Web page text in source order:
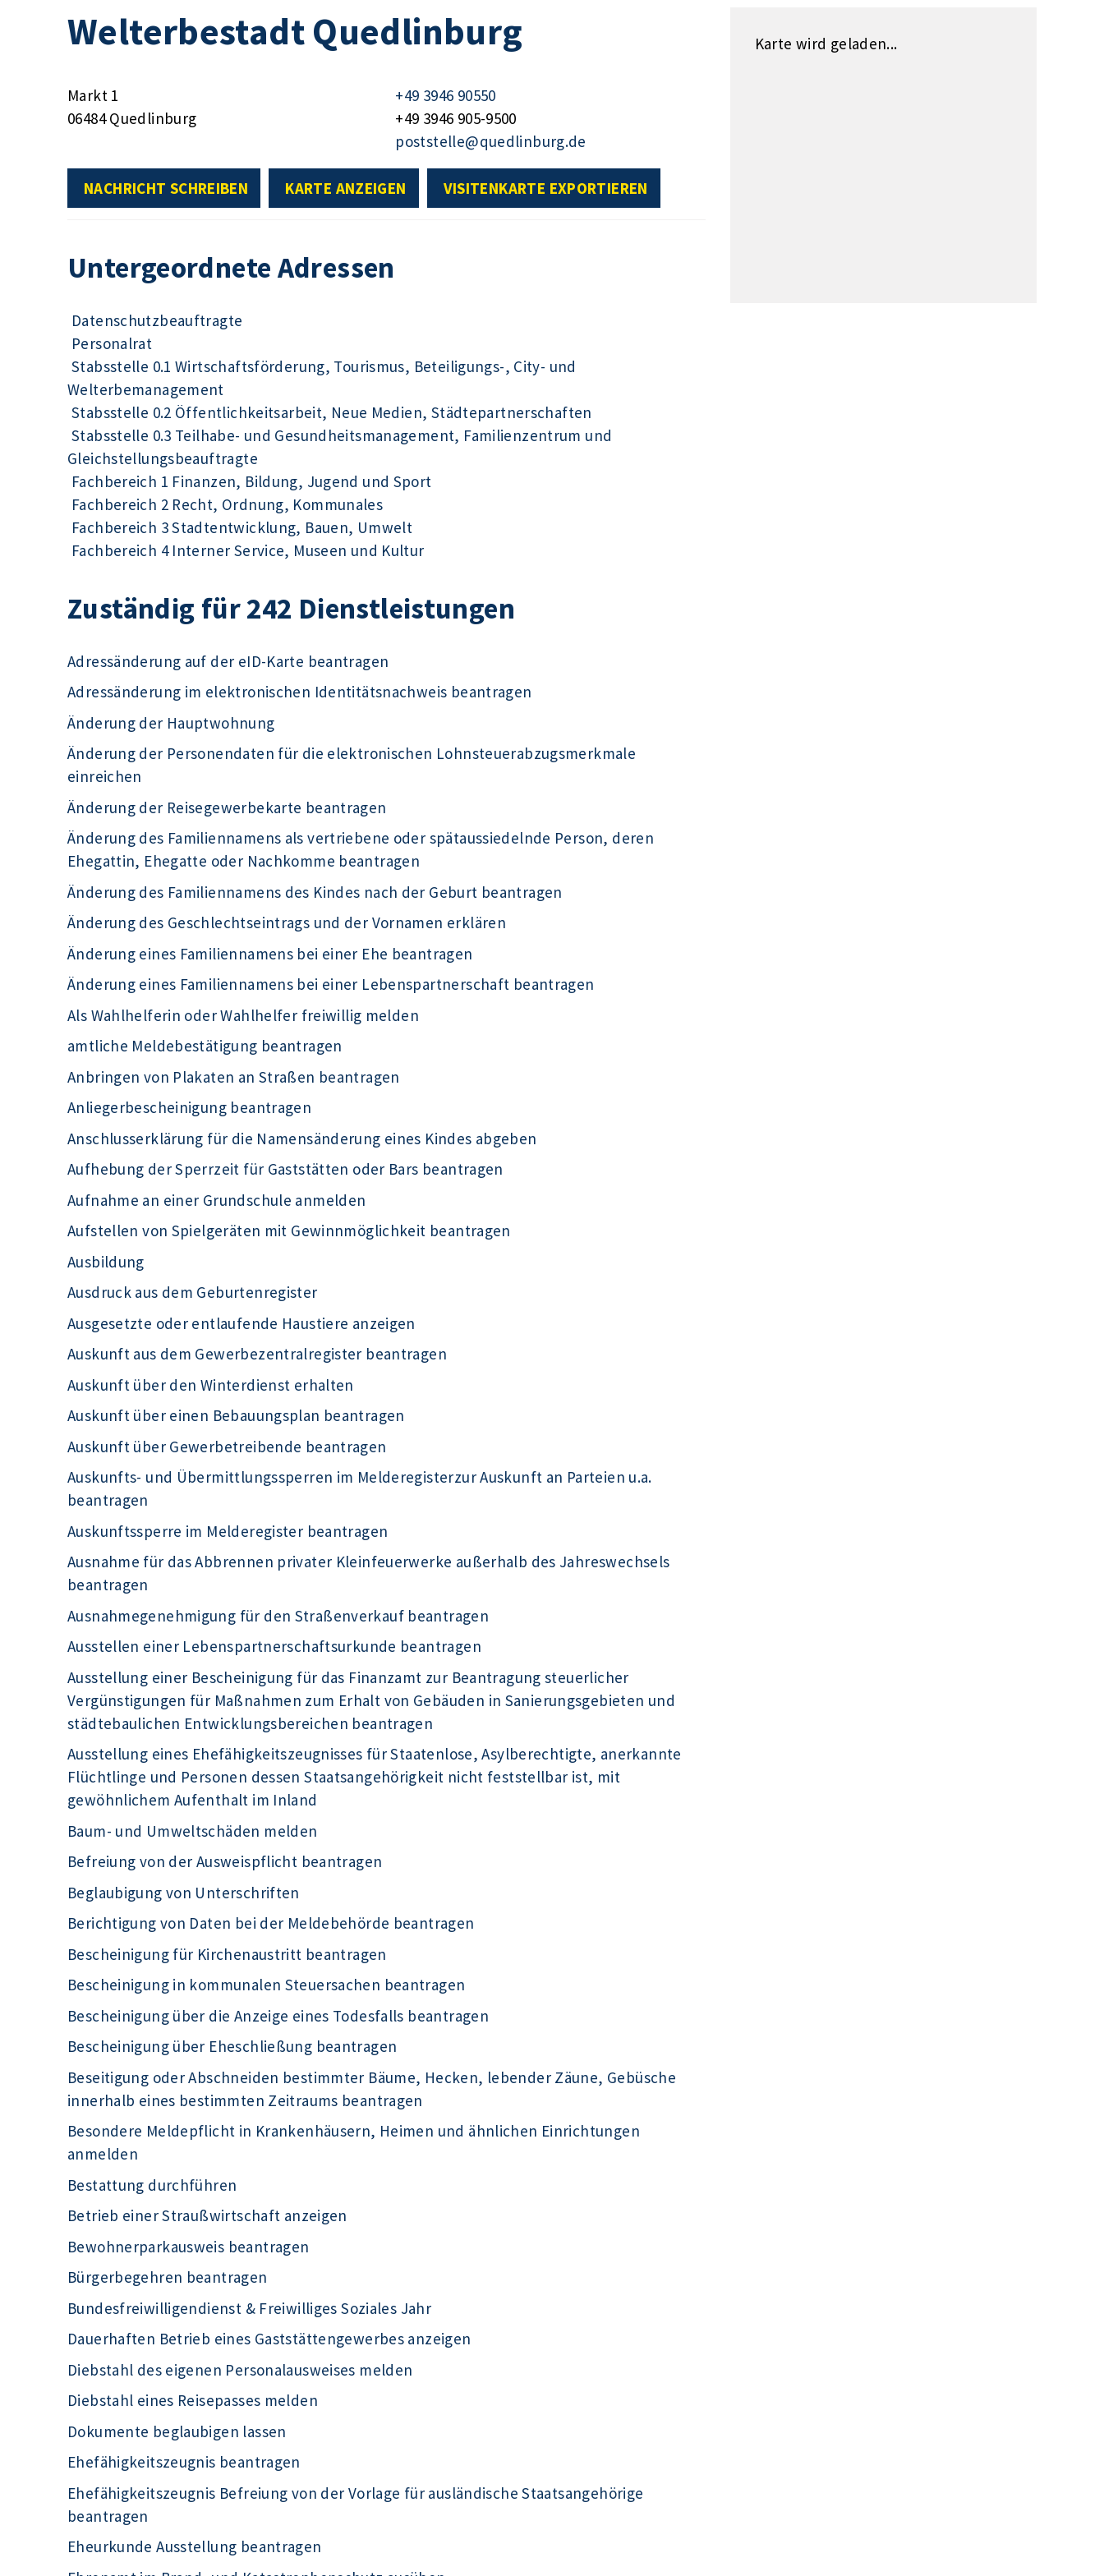
Welterbestadt Quedlinburg
Markt 1
06484 Quedlinburg
+49 3946 90550
+49 3946 905-9500
poststelle@quedlinburg.de
NACHRICHT SCHREIBEN KARTE ANZEIGEN VISITENKARTE EXPORTIEREN
Untergeordnete Adressen
Datenschutzbeauftragte
Personalrat
Stabsstelle 0.1 Wirtschaftsförderung, Tourismus, Beteiligungs-, City- und
Welterbemanagement
Stabsstelle 0.2 Öffentlichkeitsarbeit, Neue Medien, Städtepartnerschaften
Stabsstelle 0.3 Teilhabe- und Gesundheitsmanagement, Familienzentrum und
Gleichstellungsbeauftragte
Fachbereich 1 Finanzen, Bildung, Jugend und Sport
Fachbereich 2 Recht, Ordnung, Kommunales
Fachbereich 3 Stadtentwicklung, Bauen, Umwelt
Fachbereich 4 Interner Service, Museen und Kultur
Zuständig für 242 Dienstleistungen
Adressänderung auf der eID-Karte beantragen
Adressänderung im elektronischen Identitätsnachweis beantragen
Änderung der Hauptwohnung
Änderung der Personendaten für die elektronischen Lohnsteuerabzugsmerkmale
einreichen
Änderung der Reisegewerbekarte beantragen
Änderung des Familiennamens als vertriebene oder spätaussiedelnde Person, deren
Ehegattin, Ehegatte oder Nachkomme beantragen
Änderung des Familiennamens des Kindes nach der Geburt beantragen
Änderung des Geschlechtseintrags und der Vornamen erklären
Änderung eines Familiennamens bei einer Ehe beantragen
Änderung eines Familiennamens bei einer Lebenspartnerschaft beantragen
Als Wahlhelferin oder Wahlhelfer freiwillig melden
amtliche Meldebestätigung beantragen
Anbringen von Plakaten an Straßen beantragen
Anliegerbescheinigung beantragen
Anschlusserklärung für die Namensänderung eines Kindes abgeben
Aufhebung der Sperrzeit für Gaststätten oder Bars beantragen
Aufnahme an einer Grundschule anmelden
Aufstellen von Spielgeräten mit Gewinnmöglichkeit beantragen
Ausbildung
Ausdruck aus dem Geburtenregister
Ausgesetzte oder entlaufende Haustiere anzeigen
Auskunft aus dem Gewerbezentralregister beantragen
Auskunft über den Winterdienst erhalten
Auskunft über einen Bebauungsplan beantragen
Auskunft über Gewerbetreibende beantragen
Auskunfts- und Übermittlungssperren im Melderegisterzur Auskunft an Parteien u.a.
beantragen
Auskunftssperre im Melderegister beantragen
Ausnahme für das Abbrennen privater Kleinfeuerwerke außerhalb des Jahreswechsels
beantragen
Ausnahmegenehmigung für den Straßenverkauf beantragen
Ausstellen einer Lebenspartnerschaftsurkunde beantragen
Ausstellung einer Bescheinigung für das Finanzamt zur Beantragung steuerlicher
Vergünstigungen für Maßnahmen zum Erhalt von Gebäuden in Sanierungsgebieten und
städtebaulichen Entwicklungsbereichen beantragen
Ausstellung eines Ehefähigkeitszeugnisses für Staatenlose, Asylberechtigte, anerkannte
Flüchtlinge und Personen dessen Staatsangehörigkeit nicht feststellbar ist, mit
gewöhnlichem Aufenthalt im Inland
Baum- und Umweltschäden melden
Befreiung von der Ausweispflicht beantragen
Beglaubigung von Unterschriften
Berichtigung von Daten bei der Meldebehörde beantragen
Bescheinigung für Kirchenaustritt beantragen
Bescheinigung in kommunalen Steuersachen beantragen
Bescheinigung über die Anzeige eines Todesfalls beantragen
Bescheinigung über Eheschließung beantragen
Beseitigung oder Abschneiden bestimmter Bäume, Hecken, lebender Zäune, Gebüsche
innerhalb eines bestimmten Zeitraums beantragen
Besondere Meldepflicht in Krankenhäusern, Heimen und ähnlichen Einrichtungen
anmelden
Bestattung durchführen
Betrieb einer Straußwirtschaft anzeigen
Bewohnerparkausweis beantragen
Bürgerbegehren beantragen
Bundesfreiwilligendienst & Freiwilliges Soziales Jahr
Dauerhaften Betrieb eines Gaststättengewerbes anzeigen
Diebstahl des eigenen Personalausweises melden
Diebstahl eines Reisepasses melden
Dokumente beglaubigen lassen
Ehefähigkeitszeugnis beantragen
Ehefähigkeitszeugnis Befreiung von der Vorlage für ausländische Staatsangehörige
beantragen
Eheurkunde Ausstellung beantragen
Karte wird geladen...